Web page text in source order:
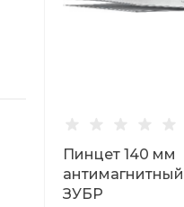
Пинцет 140 мм
ЗУБР